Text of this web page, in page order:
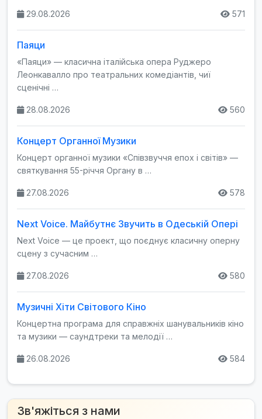
29.08.2026 571
Паяци
«Паяци» — класична італійська опера Руджеро
Леонкавалло про театральних комедіантів, чиї
сценічні …
28.08.2026 560
Концерт Органної Музики
Концерт органної музики «Співзвуччя епох і світів» —
святкування 55-річчя Органу в …
27.08.2026 578
Next Voice. Майбутнє Звучить в Одеській Опері
Next Voice — це проект, що поєднує класичну оперну
сцену з сучасним …
27.08.2026 580
Музичні Хіти Світового Кіно
Концертна програма для справжніх шанувальників кіно
та музики — саундтреки та мелодії …
26.08.2026 584
Зв'яжіться з нами